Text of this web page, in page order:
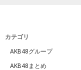
カテゴリ
AKB48グループ
AKB48まとめ